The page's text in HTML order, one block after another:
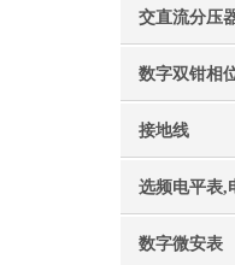
交直流分压
数字双钳相
接地线
选频电平表,
数字微安表